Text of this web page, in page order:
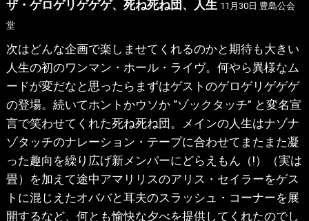
ザ・ゲロゲリゲゲゲ、死ね死ね団、人生 11月30日 豊島公会
堂
次はどんな企画で楽しませてくれるのかと期待も大きい
人生の初のワンマン・ホール・ライヴ。何やら異様なム
ードが変だなと思ったらまずはゲストのゲロゲリゲゲゲ
の登場。続いてホントかウソか “ゾックタッチ” と変名宣
言で笑わせてくれた死ね死ね団。メインの人生はナゾナ
ゾタッチのナレーション・テープに合わせてまたまた凝
った趣向を繰り広げ新メンバーにどらえもん（!）（実は
畳）を加えて途中アマリリスのアリス・セイラーをゲス
トに混じえたオババと耳夫のスラッシュ・コーナーを展
開するなど、何とも愉快な夕べを提供してくれたのでし